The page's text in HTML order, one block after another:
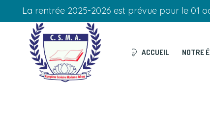
La rentrée 2025-2026 est prévue pour le 01
ACCUEIL NOTRE